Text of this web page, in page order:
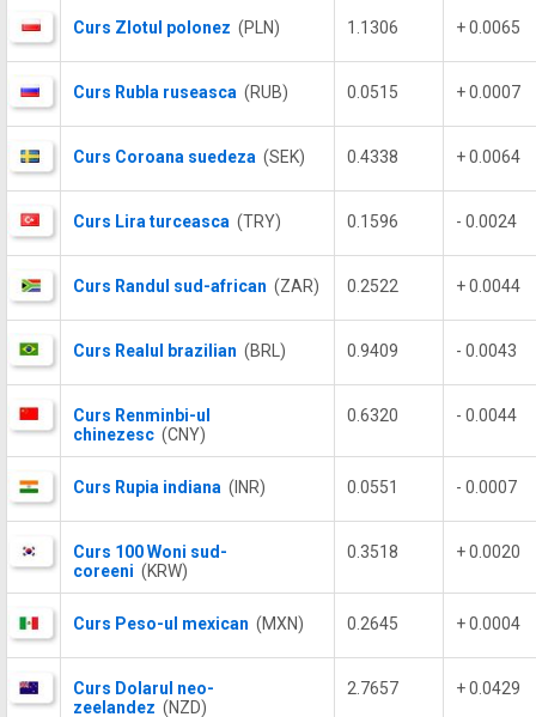
Curs Zlotul polonez (PLN) 1.1306 + 0.0065
Curs Rubla ruseasca (RUB) 0.0515 + 0.0007
Curs Coroana suedeza (SEK) 0.4338 + 0.0064
Curs Lira turceasca (TRY) 0.1596 - 0.0024
Curs Randul sud-african (ZAR) 0.2522 + 0.0044
Curs Realul brazilian (BRL) 0.9409 - 0.0043
Curs Renminbi-ul
chinezesc (CNY)
0.6320 - 0.0044
Curs Rupia indiana (INR) 0.0551 - 0.0007
Curs 100 Woni sud-
coreeni (KRW)
0.3518 + 0.0020
Curs Peso-ul mexican (MXN) 0.2645 + 0.0004
Curs Dolarul neo-
zeelandez (NZD)
2.7657 + 0.0429